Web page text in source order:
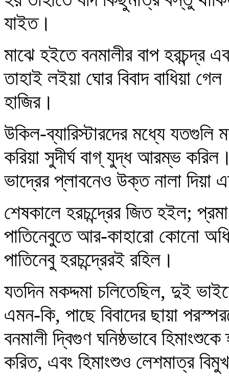
যাইত।
মাঝে হইতে বনমালীর বাপ হরচন্দ্র
তাহাই লইয়া ঘোর বিবাদ বাধিয়া
হাজির।
উকিল-ব্যারিস্টারদের মধ্যে
করিয়া সুদীর্ঘ বাগ্ যুদ্ধ আরম্ভ
ভাদ্রের প্লাবনেও উক্ত নালা
শেষকালে হরচন্দ্রের জিত হইল;
পাতিনেবুতে আর-কাহারো কোনো
পাতিনেবু হরচন্দ্রেরই রহিল।
যতদিন মকদ্দমা চলিতেছিল, দুই
এমন-কি, পাছে বিবাদের ছায়া
বনমালী দ্বিগুণ ঘনিষ্ঠভাবে
করিত, এবং হিমাংশুও লেশমাত্র